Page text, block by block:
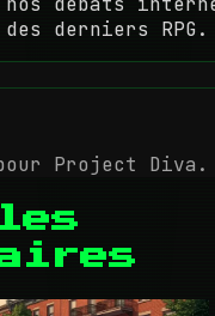
derniers RPG.
Project Diva.